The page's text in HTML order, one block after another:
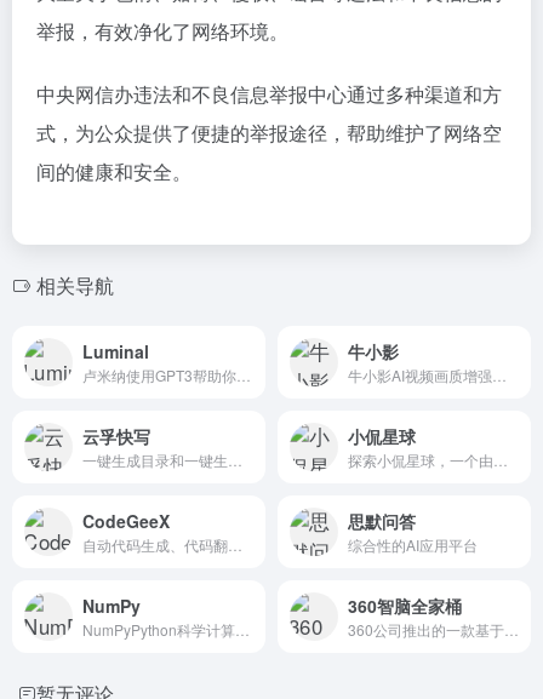
举报，有效净化了网络环境。
中央网信办违法和不良信息举报中心通过多种渠道和方
式，为公众提供了便捷的举报途径，帮助维护了网络空
间的健康和安全。
相关导航
Luminal 牛小影
云孚快写 小侃星球
CodeGeeX 思默问答
综合性的AI应用平台
NumPy 360智脑全家桶